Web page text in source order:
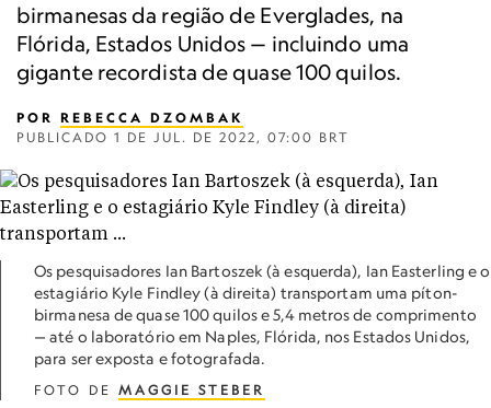
birmanesas da região de Everglades, na
Flórida, Estados Unidos — incluindo uma
gigante recordista de quase 100 quilos.
POR REBECCA DZOMBAK
PUBLICADO 1 DE JUL. DE 2022, 07:00 BRT
Os pesquisadores Ian Bartoszek (à esquerda), Ian Easterling e o
estagiário Kyle Findley (à direita) transportam uma píton-
birmanesa de quase 100 quilos e 5,4 metros de comprimento
— até o laboratório em Naples, Flórida, nos Estados Unidos,
para ser exposta e fotografada.
FOTO DE MAGGIE STEBER